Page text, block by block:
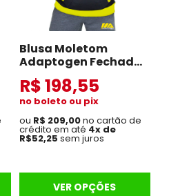
Blusa Moletom
Adaptogen Fechada
Preto
R$ 198,55
no boleto ou pix
ou R$ 209,00no cartão de
crédito em até 4x de
R$52,25 sem juros
VER OPÇÕES